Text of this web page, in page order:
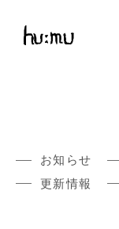
お知らせ
更新情報